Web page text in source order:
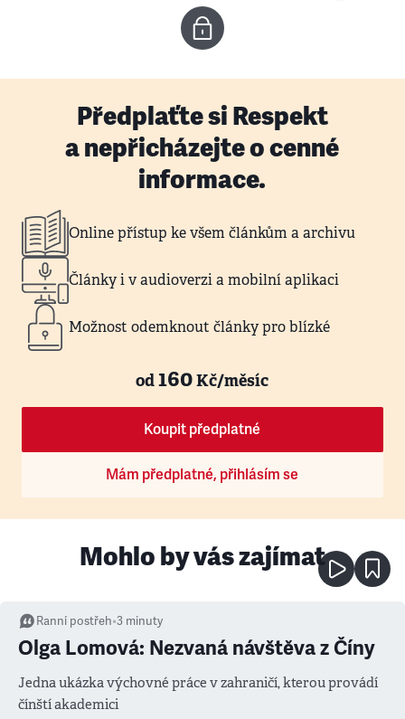
Předplaťte si Respekt
a nepřicházejte o cenné
informace.
Online přístup ke všem článkům a archivu
Články i v audioverzi a mobilní aplikaci
Možnost odemknout články pro blízké
od160Kč/měsíc
Koupit předplatné
Mám předplatné, přihlásím se
Mohlo by vás zajímat
Ranní postřeh•3 minuty
Olga Lomová: Nezvaná návštěva z Číny
Jedna ukázka výchovné práce v zahraničí, kterou provádí
čínští akademici